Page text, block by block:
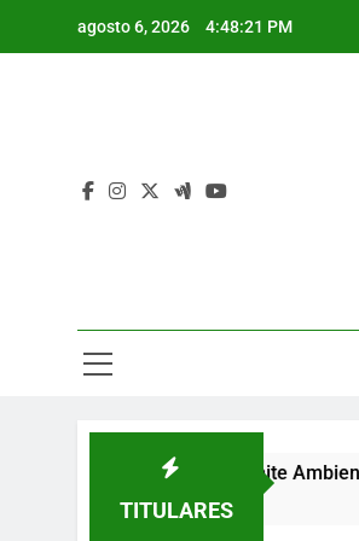
agosto 6, 2026 4:48:21 PM
TITULARES
de Inicio de Trámite Ambiental